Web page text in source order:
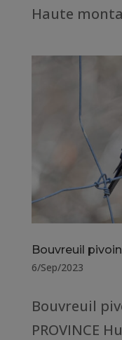
Haute
Bouvreuil
6/Sep/2023
Bouvreuil
PROVINCE